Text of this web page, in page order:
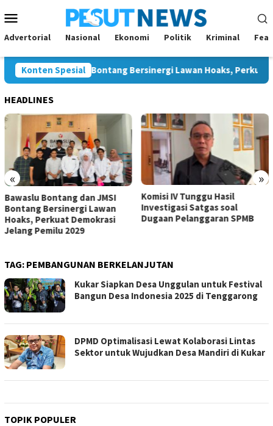
ke
kontenMobile
Advertorial Nasional Ekonomi Politik Kriminal
Konten Spesial
dan JMSI Bontang Bersinergi Lawan Hoaks, Perkuat
HEADLINES
« »
Komisi IV Tunggu Hasil
Investigasi Satgas soal
Dugaan Pelanggaran SPMB
Komisi I Dorong Pemkot
Kurangi Belanja ASN
Perluas Ruang
TAG: PEMBANGUNAN BERKELANJUTAN
Kukar Siapkan Desa Unggulan untuk Festival
Bangun Desa Indonesia 2025 di Tenggarong
DPMD Optimalisasi Lewat Kolaborasi Lintas
Sektor untuk Wujudkan Desa Mandiri di Kukar
TOPIK POPULER